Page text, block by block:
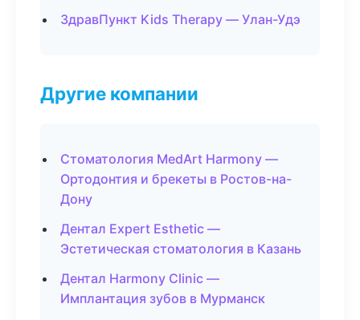
ЗдравПункт Kids Therapy — Улан-Удэ
Другие компании
Стоматология MedArt Harmony —
Ортодонтия и брекеты в Ростов-на-
Дону
Дентал Expert Esthetic —
Эстетическая стоматология в Казань
Дентал Harmony Clinic —
Имплантация зубов в Мурманск